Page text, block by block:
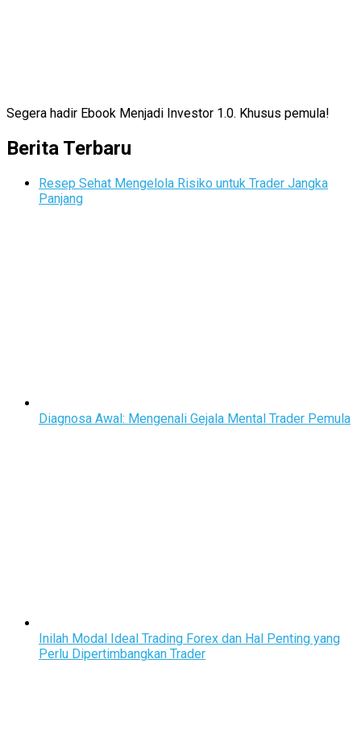
Segera hadir Ebook Menjadi Investor 1.0. Khusus pemula!
Berita Terbaru
Resep Sehat Mengelola Risiko untuk Trader Jangka
Panjang
Diagnosa Awal: Mengenali Gejala Mental Trader Pemula
Inilah Modal Ideal Trading Forex dan Hal Penting yang
Perlu Dipertimbangkan Trader